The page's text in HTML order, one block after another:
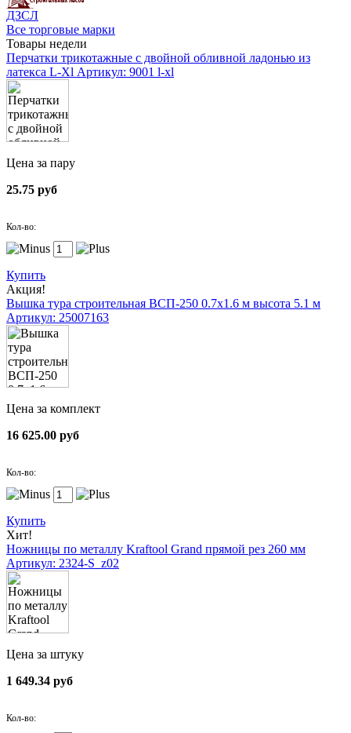
ДЗСЛ
Все торговые марки
Товары недели
Перчатки трикотажные с двойной обливной ладонью из
латекса L-Xl Артикул: 9001 l-xl
Цена за пару
25.75 руб
Кол-во:
Купить
Акция!
Вышка тура строительная ВСП-250 0.7х1.6 м высота 5.1 м
Артикул: 25007163
Цена за комплект
16 625.00 руб
Кол-во:
Купить
Хит!
Ножницы по металлу Kraftool Grand прямой рез 260 мм
Артикул: 2324-S_z02
Цена за штуку
1 649.34 руб
Кол-во: